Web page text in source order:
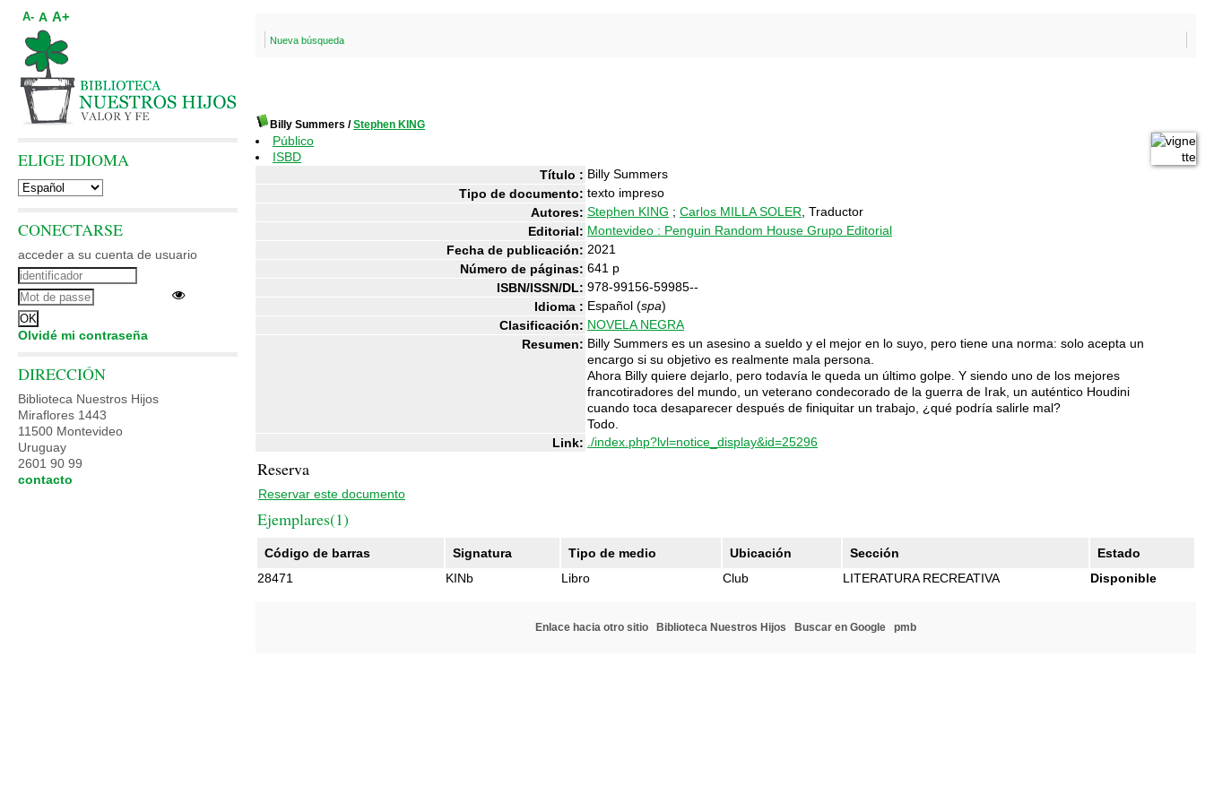
Nueva búsqueda
Billy Summers /Stephen KING
Público
ISBD
Título : Billy Summers
Tipo de documento: texto impreso
Autores: Stephen KING ; Carlos MILLA SOLER , Traductor
Editorial: Montevideo : Penguin Random House Grupo Editorial
Fecha de publicación: 2021
Número de páginas: 641 p
ISBN/ISSN/DL: 978-99156-59985--
Idioma : Español (spa)
Clasificación: NOVELA NEGRA
Resumen: Billy Summers es un asesino a sueldo y el mejor en lo suyo, pero tiene una norma: solo acepta un
encargo si su objetivo es realmente mala persona.
Ahora Billy quiere dejarlo, pero todavía le queda un último golpe. Y siendo uno de los mejores
francotiradores del mundo, un veterano condecorado de la guerra de Irak, un auténtico Houdini
cuando toca desaparecer después de finiquitar un trabajo, ¿qué podría salirle mal?
Todo.
Link: ./index.php?lvl=notice_display&id=25296
Reserva
Reservar este documento
Ejemplares(1)
Código de barras Signatura Tipo de medio Ubicación Sección
Estado
28471
KINb Libro Club LITERATURA RECREATIVA Disponible
Enlace hacia otro sitio Biblioteca Nuestros Hijos Buscar en Google pmb
A- A A+
ELIGE IDIOMA
CONECTARSE
acceder a su cuenta de usuario
Olvidé mi contraseña
DIRECCIÓN
Biblioteca Nuestros Hijos
Miraflores 1443
11500 Montevideo
Uruguay
2601 90 99
contacto